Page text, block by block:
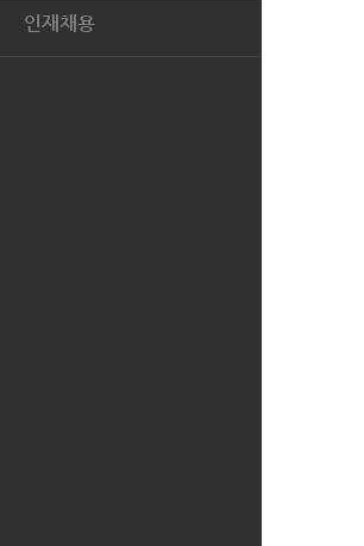
지역사회와의 상생
JUCY JUDY
투자개요
인재채용